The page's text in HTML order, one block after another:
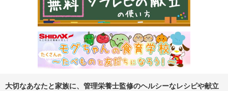
大切なあなたと家族に、管理栄養士監修のヘルシーなレシピや献立